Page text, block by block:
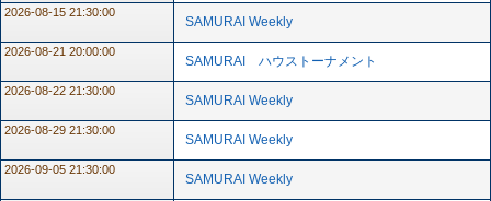
2026-08-15 21:30:00
SAMURAI Weekly
2026-08-21 20:00:00
SAMURAI ハウストーナメント
2026-08-22 21:30:00
SAMURAI Weekly
2026-08-29 21:30:00
SAMURAI Weekly
2026-09-05 21:30:00
SAMURAI Weekly